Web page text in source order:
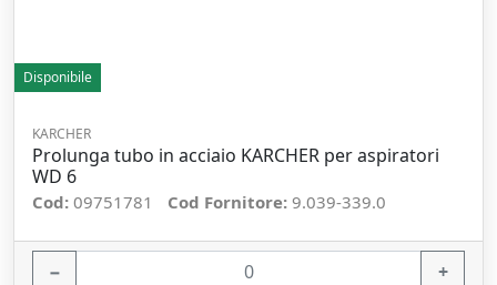
Disponibile
KARCHER
Prolunga tubo in acciaio KARCHER per aspiratori
WD 6
Cod: 09751781 Cod Fornitore: 9.039-339.0
− +